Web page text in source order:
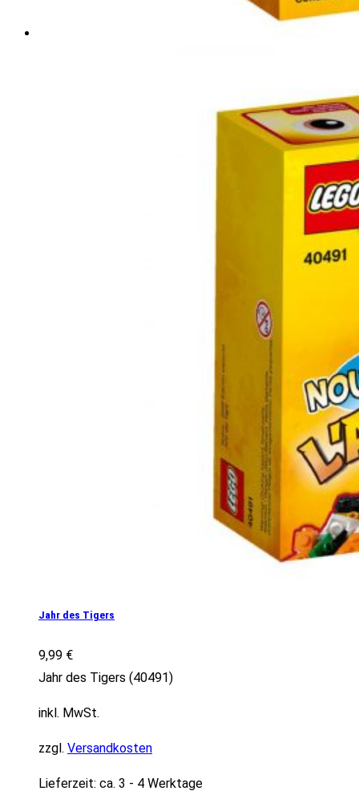
Jahr des Tigers
9,99 €
Jahr des Tigers (40491)
inkl. MwSt.
zzgl. Versandkosten
Lieferzeit: ca. 3 - 4 Werktage